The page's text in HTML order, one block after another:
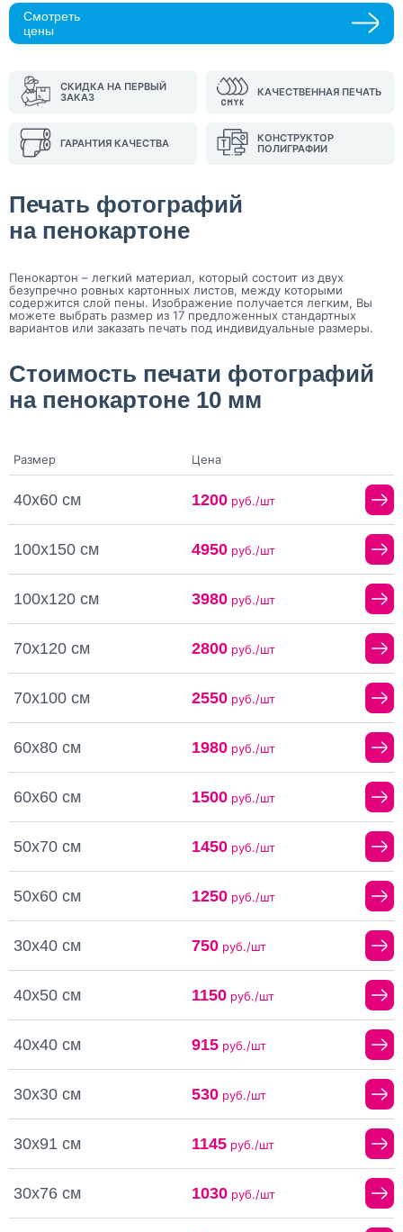
Смотреть
цены
СКИДКА НА ПЕРВЫЙ
ЗАКАЗ
КАЧЕСТВЕННАЯ ПЕЧАТЬ
ГАРАНТИЯ КАЧЕСТВА
КОНСТРУКТОР
ПОЛИГРАФИИ
Печать фотографий
на пенокартоне
Пенокартон – легкий материал, который состоит из двух
безупречно ровных картонных листов, между которыми
содержится слой пены. Изображение получается легким, Вы
можете выбрать размер из 17 предложенных стандартных
вариантов или заказать печать под индивидуальные размеры.
Стоимость печати фотографий
на пенокартоне 10 мм
Размер Цена
40х60 см 1200руб./шт
100х150 см 4950руб./шт
100х120 см 3980руб./шт
70х120 см 2800руб./шт
70х100 см 2550руб./шт
60х80 см 1980руб./шт
60х60 см 1500руб./шт
50х70 см 1450руб./шт
50х60 см 1250руб./шт
30х40 см 750руб./шт
40х50 см 1150руб./шт
40х40 см 915руб./шт
30х30 см 530руб./шт
30х91 см 1145руб./шт
30х76 см 1030руб./шт
Прикрепить макеты
Как с вами связаться?
Нажимая кнопку "Оставить заявку", я даю согласие на
Нажимая на кнопку, я даю согласие на получение
информационных и рекламных рассылок
заявку